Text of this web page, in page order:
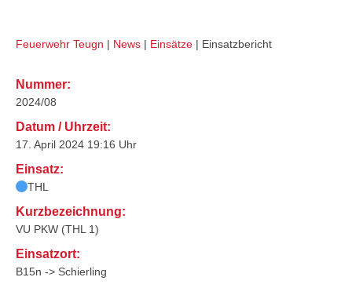
Feuerwehr Teugn | News | Einsätze | Einsatzbericht
Nummer:
2024/08
Datum / Uhrzeit:
17. April 2024 19:16 Uhr
Einsatz:
THL
Kurzbezeichnung:
VU PKW (THL 1)
Einsatzort:
B15n -> Schierling